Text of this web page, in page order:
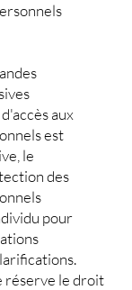
aux
est
le
des
pour
réserve le droit